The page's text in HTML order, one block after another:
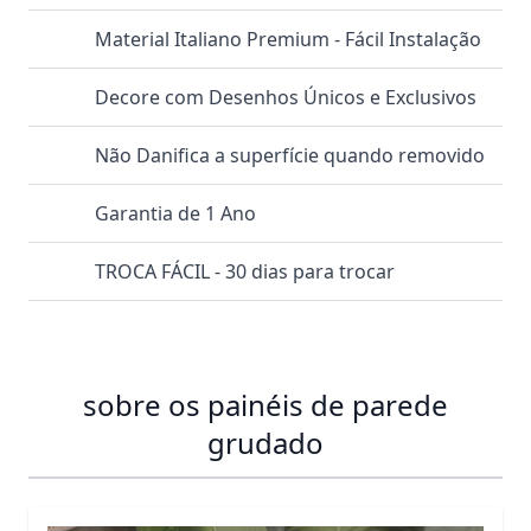
Material Italiano Premium - Fácil Instalação
Decore com Desenhos Únicos e Exclusivos
Não Danifica a superfície quando removido
Garantia de 1 Ano
TROCA FÁCIL - 30 dias para trocar
sobre os painéis de parede
grudado